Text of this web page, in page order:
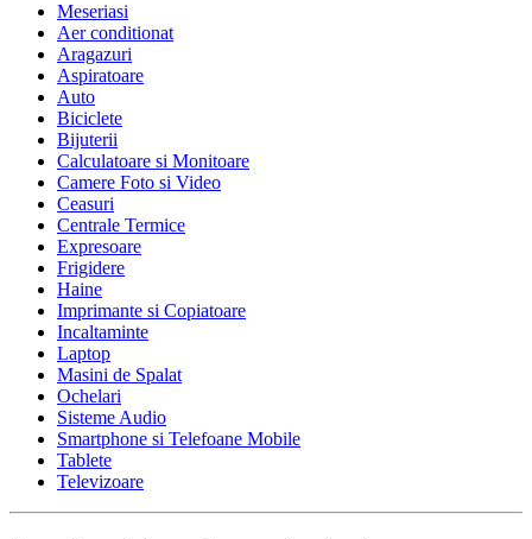
Meseriasi
Aer conditionat
Aragazuri
Aspiratoare
Auto
Biciclete
Bijuterii
Calculatoare si Monitoare
Camere Foto si Video
Ceasuri
Centrale Termice
Expresoare
Frigidere
Haine
Imprimante si Copiatoare
Incaltaminte
Laptop
Masini de Spalat
Ochelari
Sisteme Audio
Smartphone si Telefoane Mobile
Tablete
Televizoare